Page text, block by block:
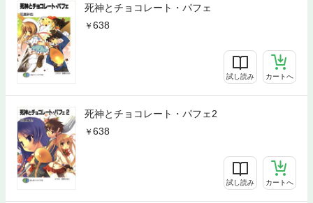
死神とチョコレート・パフェ
638
試し読み カートへ
死神とチョコレート・パフェ2
638
試し読み カートへ